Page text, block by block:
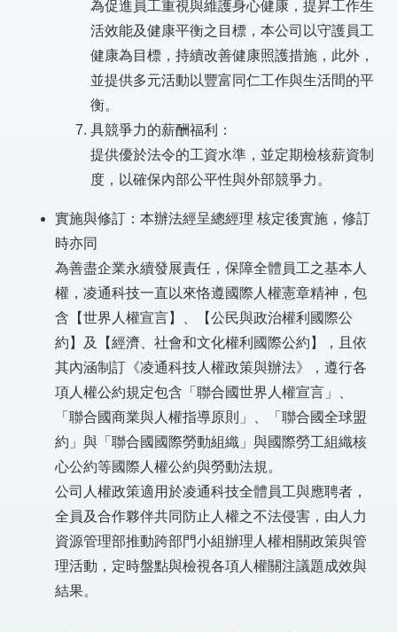
為促進員工重視與維護身心健康，提昇工作生
活效能及健康平衡之目標，本公司以守護員工
健康為目標，持續改善健康照護措施，此外，
並提供多元活動以豐富同仁工作與生活間的平
衡。
具競爭力的薪酬福利：
提供優於法令的工資水準，並定期檢核薪資制
度，以確保內部公平性與外部競爭力。
實施與修訂：本辦法經呈總經理 核定後實施，修訂
時亦同
為善盡企業永續發展責任，保障全體員工之基本人
權，凌通科技一直以來恪遵國際人權憲章精神，包
含【世界人權宣言】、【公民與政治權利國際公
約】及【經濟、社會和文化權利國際公約】，且依
其內涵制訂《凌通科技人權政策與辦法》，遵行各
項人權公約規定包含「聯合國世界人權宣言」、
「聯合國商業與人權指導原則」、「聯合國全球盟
約」與「聯合國國際勞動組織」與國際勞工組織核
心公約等國際人權公約與勞動法規。
公司人權政策適用於凌通科技全體員工與應聘者，
全員及合作夥伴共同防止人權之不法侵害，由人力
資源管理部推動跨部門小組辦理人權相關政策與管
理活動，定時盤點與檢視各項人權關注議題成效與
結果。